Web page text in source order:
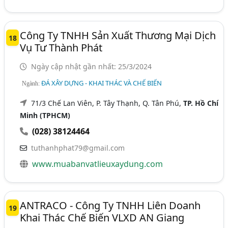
18 Công Ty TNHH Sản Xuất Thương Mại Dịch
Vụ Tư Thành Phát
Ngày cập nhật gần nhất: 25/3/2024
Ngành:ĐÁ XÂY DỰNG - KHAI THÁC VÀ CHẾ BIẾN
71/3 Chế Lan Viên, P. Tây Thạnh, Q. Tân Phú,TP. Hồ Chí
Minh (TPHCM)
(028) 38124464
tuthanhphat79@gmail.com
www.muabanvatlieuxaydung.com
19 ANTRACO - Công Ty TNHH Liên Doanh
Khai Thác Chế Biến VLXD AN Giang